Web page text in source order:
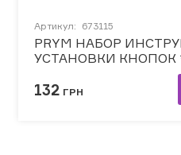
Артикул: 673115
PRYM НАБОР
УСТАНОВКИ КНОПОК
132 ГРН